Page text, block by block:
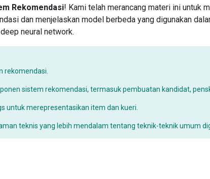
Rekomendasi! Kami telah merancang materi ini untuk
dan menjelaskan model berbeda yang digunakan
neural network.
rekomendasi.
sistem rekomendasi, termasuk pembuatan kandidat,
untuk merepresentasikan item dan kueri.
teknis yang lebih mendalam tentang teknik-teknik umum